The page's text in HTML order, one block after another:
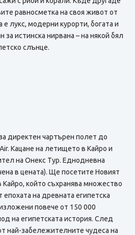
равносметка на своя живот от
е лукс, модерни курорти, богата и
за истинска нирвана – на някой бял
слънце.
директен чартърен полет до
Кацане на летището в Кайро и
на Онекс Тур. Еднодневна
в цената). Ще посетите Новият
който съхранява множество
на древната египетска
повече от 150 000
на египетската история. След
най-забележителните чудеса на